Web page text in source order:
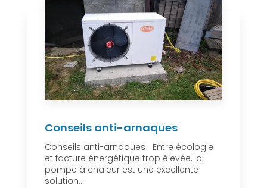
Conseils anti-arnaques
Conseils anti-arnaques Entre écologie
et facture énergétique trop élevée, la
pompe à chaleur est une excellente
solution....